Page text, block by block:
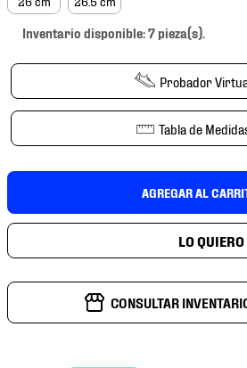
Inventario disponible: 7 pieza(s).
Probador
Tabla de
AGREGAR AL
CONSULTAR
7.
mochilas
8.
chivas
10. tenis nike